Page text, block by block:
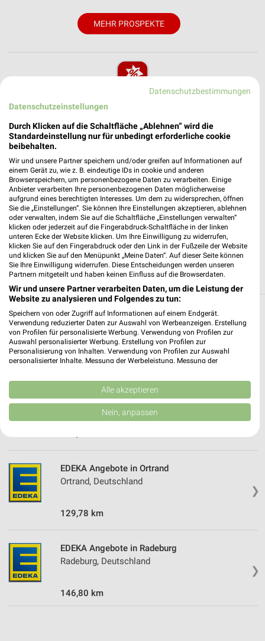
MEHR PROSPEKTE
weekli - Prospekte & Angebote App
Alle EDEKA Angebote immer griffbereit – mit der kostenlosen
weekli App für iOS & Android.
✔Standortgenaue Angebote
✔Folge deinem Lieblingshändler
✔Push-Benachrichtigungen bei neuen Prospekten
✔Einkaufsliste - Einkauf stressfrei planen
JETZT LADEN UND SPAREN!
Weitere EDEKA Geschäfte mit Angeboten in
und um Thiendorf
5 Geschäfte und Orte
EDEKA Angebote in Lampertswalde
Lampertswalde, Deutschland
❯
EDEKA Angebote in Ortrand
Ortrand, Deutschland
129,78 km
❯
EDEKA Angebote in Radeburg
Radeburg, Deutschland
146,80 km
Datenschutzbestimmungen
Datenschutzeinstellungen
Durch Klicken auf die Schaltfläche „Ablehnen“ wird die
Standardeinstellung nur für unbedingt erforderliche cookie
beibehalten.
Wir und unsere Partner speichern und/oder greifen auf Informationen auf
einem Gerät zu, wie z. B. eindeutige IDs in cookie und anderen
Browserspeichern, um personenbezogene Daten zu verarbeiten. Einige
Anbieter verarbeiten Ihre personenbezogenen Daten möglicherweise
aufgrund eines berechtigten Interesses. Um dem zu widersprechen, öffnen
Sie die „Einstellungen“. Sie können Ihre Einstellungen akzeptieren, ablehnen
oder verwalten, indem Sie auf die Schaltfläche „Einstellungen verwalten“
klicken oder jederzeit auf die Fingerabdruck-Schaltfläche in der linken
unteren Ecke der Website klicken. Um Ihre Einwilligung zu widerrufen,
klicken Sie auf den Fingerabdruck oder den Link in der Fußzeile der Website
und klicken Sie auf den Menüpunkt „Meine Daten“. Auf dieser Seite können
Sie Ihre Einwilligung widerrufen. Diese Entscheidungen werden unseren
Partnern mitgeteilt und haben keinen Einfluss auf die Browserdaten.
Wir und unsere Partner verarbeiten Daten, um die Leistung der
Website zu analysieren und Folgendes zu tun:
Speichern von oder Zugriff auf Informationen auf einem Endgerät.
Verwendung reduzierter Daten zur Auswahl von Werbeanzeigen. Erstellung
von Profilen für personalisierte Werbung. Verwendung von Profilen zur
Auswahl personalisierter Werbung. Erstellung von Profilen zur
Personalisierung von Inhalten. Verwendung von Profilen zur Auswahl
personalisierter Inhalte. Messung der Werbeleistung. Messung der
Kombinationen von Daten aus verschiedenen Quellen. Entwicklung und
Verbesserung der Angebote. Verwendung reduzierter Daten zur Auswahl
von Inhalten.
Daten können außerhalb der Europäischen Union weitergegeben und in die
USA gesendet werden.
Website/App.
Wir nutzen Ihre Daten für folgende Zwecke:
IAB-Verarbeitungszwecke:
Speichern von oder Zugriff auf Informationen
auf einem Endgerät
Werbeanzeigen
Erstellung von Profilen für personalisierte
Werbung
Alle akzeptieren
Nein, anpassen